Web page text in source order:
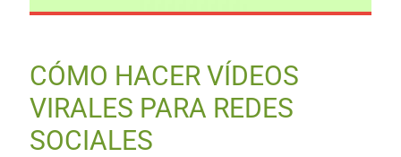
CÓMO HACER VÍDEOS
VIRALES PARA REDES
SOCIALES